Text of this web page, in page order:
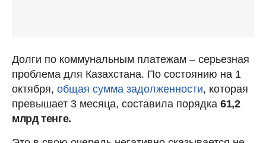
Долги по коммунальным платежам – серьезная
проблема для Казахстана. По состоянию на 1
октября, общая сумма задолженности, которая
превышает 3 месяца, составила порядка 61,2
млрд тенге.